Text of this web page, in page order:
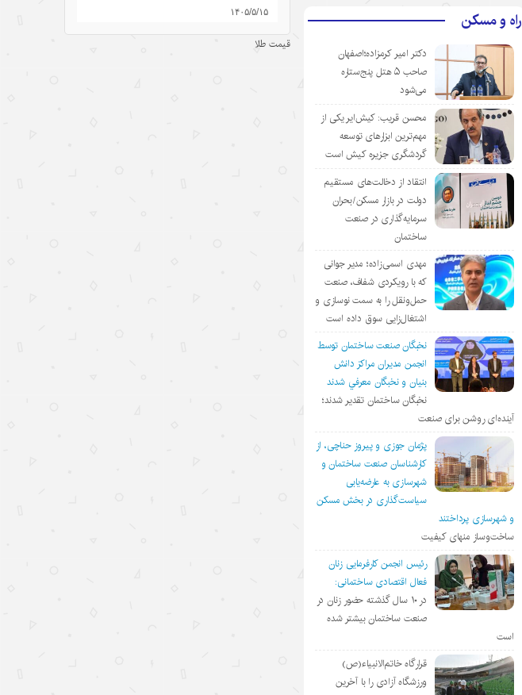
راه و مسکن
دکتر امیر کرمزاده؛اصفهان
صاحب ۵ هتل پنج‌ستاره
می‌شود
محسن قریب: کیش‌ایر یکی از
مهم‌ترین ابزارهای توسعه
گردشگری جزیره کیش است
انتقاد از دخالت‌های مستقیم
دولت در بازار مسکن/بحران
سرمایه‌گذاری در صنعت
ساختمان
مهدی اسمی‌زاده؛ مدیر جوانی
که با رویکردی شفاف، صنعت
حمل‌ونقل را به سمت نوسازی و
اشتغال‌زایی سوق داده است
نخبگان صنعت ساختمان توسط
انجمن مديران مراكز دانش
بنيان و نخبگان معرفي شدند
نخبگان ساختمان تقدیر شدند؛
آینده‌ای روشن برای صنعت
پژمان جوزی و پیروز حناچی، از
کارشناسان صنعت ساختمان و
شهرسازی به عارضه‌یابی
سیاست‌گذاری در بخش مسکن
و شهرسازی پرداختند
ساخت‌وساز منهای کیفیت
رئیس انجمن کارفرمایی زنان
فعال اقتصادی ساختمانی:
در ١٠ سال گذشته حضور زنان در
صنعت ساختمان بیشتر شده
است
قرارگاه خاتم‌الانبیاء(ص)
ورزشگاه آزادی را با آخرین
۱۴۰۵/۵/۱۵
کرایه خودروهای هوشمند در چین؛قیمت طلا